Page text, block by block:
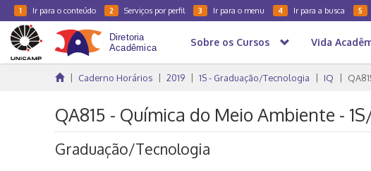
1 Ir para o conteúdo 2 Serviços por perfil 3 Ir para o menu 4 Ir para a busca 5
Sobre os Cursos Vida
Caderno Horários 2019 1S - Graduação/Tecnologia IQ
QA815 - Química do Meio Ambiente -
Graduação/Tecnologia